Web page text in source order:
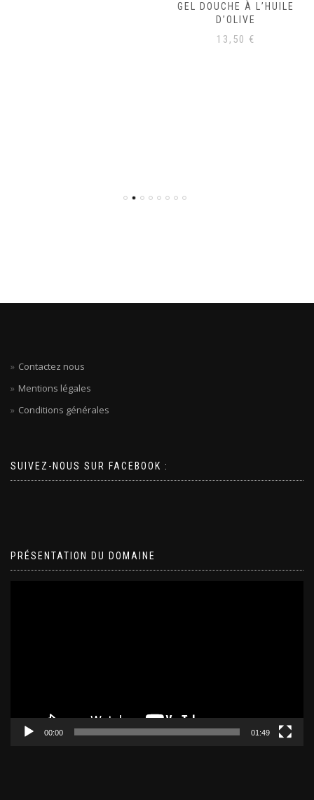
GEL DOUCHE À L’HUILE
D’OLIVE
13,50 €
Contactez nous
Mentions légales
Conditions générales
SUIVEZ-NOUS SUR FACEBOOK :
PRÉSENTATION DU DOMAINE
00:00 01:49